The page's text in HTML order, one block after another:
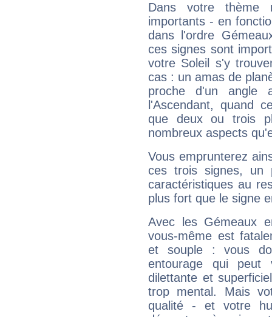
Dans votre thème
importants - en
dans l'ordre
ces signes sont
votre Soleil s'y
cas : un amas de
proche d'un
l'Ascendant, quand
que deux ou trois
nombreux aspects
Vous emprunterez
ces trois signes, un
caractéristiques au
plus fort que le signe
Avec les Gémeaux
vous-même est
et souple : vous
entourage qui
dilettante et
trop mental. Mais
qualité - et votre